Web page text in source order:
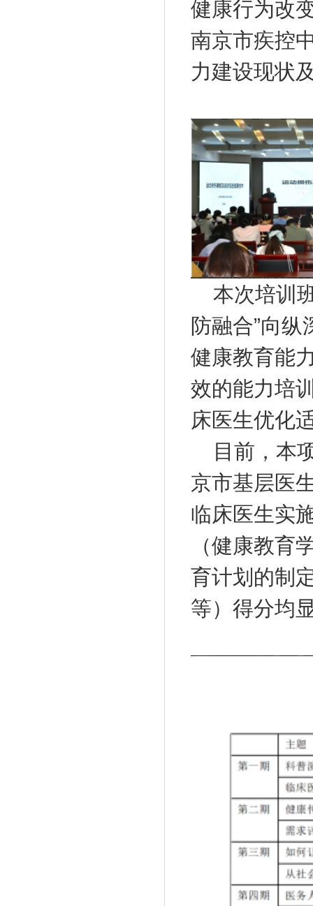
健康行为改
南京市疾控
力建设现状
本次培训
防融合”向
健康教育能
效的能力培
床医生优化
目前，本
京市基层医
临床医生实
（健康教育
育计划的制
等）得分均